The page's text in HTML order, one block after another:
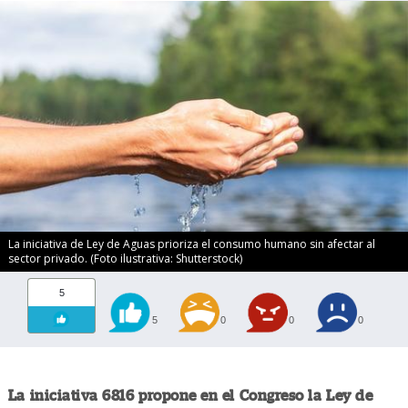
La iniciativa de Ley de Aguas prioriza el consumo humano sin afectar al
sector privado. (Foto ilustrativa: Shutterstock)
5
5 0 0 0
La iniciativa 6816 propone en el Congreso la Ley de